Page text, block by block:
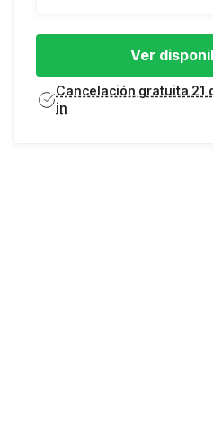
Ver
Cancelación gratuita 21
in